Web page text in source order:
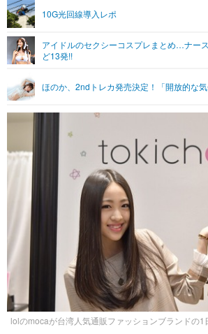
グラビア
ショッピング
ライフTOP
その他
リリース一覧
プッシュ通知の停止方法
10G光回線導入レポ
アイドルのセクシーコスプレまとめ…ナー
ど13発!!
ほのか、2ndトレカ発売決定！「開放的な気
lolのmocaが台湾人気通販ファッションブランドの1